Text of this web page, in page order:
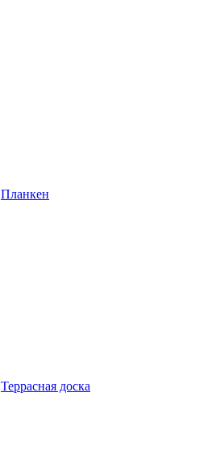
Планкен
Террасная доска